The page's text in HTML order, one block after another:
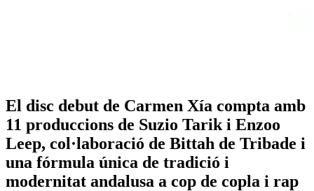
El disc debut de Carmen Xía compta amb
11 produccions de Suzio Tarik i Enzoo
Leep, col·laboració de Bittah de Tribade i
una fórmula única de tradició i
modernitat andalusa a cop de copla i rap